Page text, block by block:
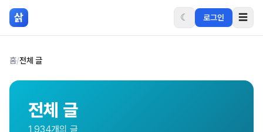
본문 바로가기
삵 ☾ 로그인 ☰
홈/전체 글
전체 글
1,934개의 글